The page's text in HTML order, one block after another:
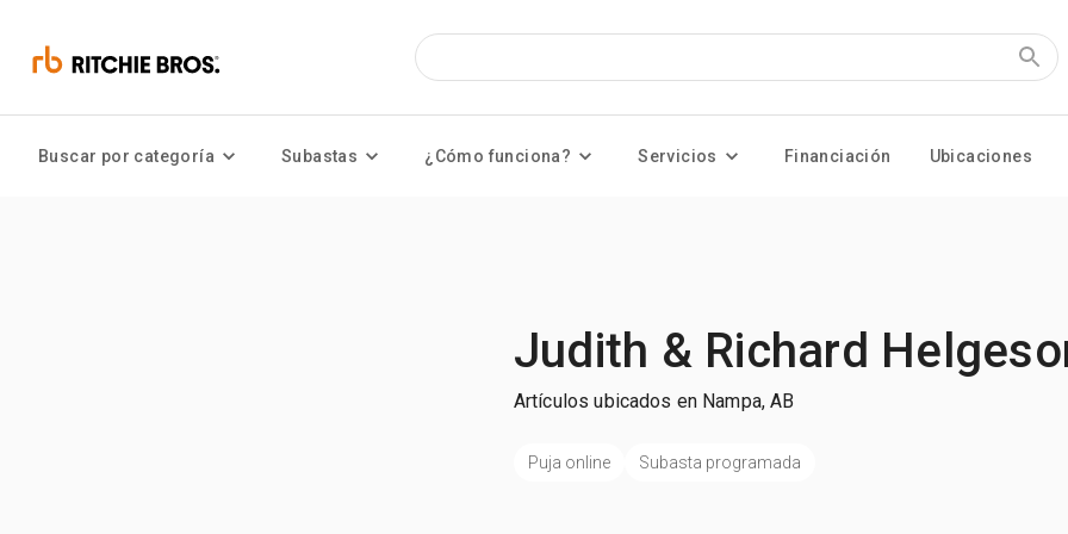
Buscar por categoría Subastas ¿Cómo funciona? Servicios Financiación Ubicaciones
Judith & Richard
Artículos ubicados en Nampa, AB
Puja online Subasta programada